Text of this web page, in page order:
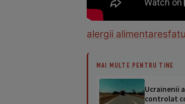
alergii alimentare
MAI MULTE PENTRU TINE
Ucrainenii
controlat